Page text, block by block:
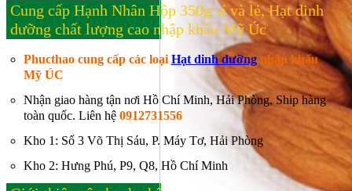
Cung cấp Hạnh Nhân Hộp 350g sỉ và lẻ, Hạt dinh
dưỡng chất lượng cao nhập khẩu Mỹ Úc
Phucthao cung cấp các loại Hạt dinh dưỡngnhập khẩu
Mỹ ÚC
Nhận giao hàng tận nơi Hồ Chí Minh, Hải Phòng, Ship hàng
toàn quốc. Liên hệ 0912731556
Kho 1: Số 3 Võ Thị Sáu, P. Máy Tơ, Hải Phòng
Kho 2: Hưng Phú, P9, Q8, Hồ Chí Minh